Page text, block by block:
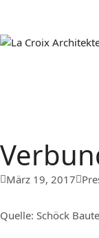
März 19, 2017
Quelle: Schöck